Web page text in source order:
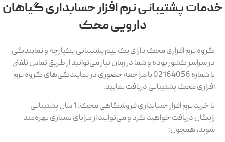
خدمات پشتیبانی نرم افزار حسابداری گیاهان
دارویی محک
گروه نرم افزاری محک دارای یک تیم پشتیبانی یکپارچه و نمایندگی
در سراسر کشور بوده و شما در زمان نیاز می‌توانید از طریق تماس تلفنی
با شماره 02164056 یا مراجعه حضوری در نمایندگی‌های گروه نرم
افزاری محک پشتیبانی دریافت نمایید.
با خرید نرم افزار حسابداری فروشگاهی محک، 1 سال پشتیبانی
رایگان دریافت خواهید کرد و می‌توانید از مزایای بسیاری بهره‌مند
شوید، همچون: